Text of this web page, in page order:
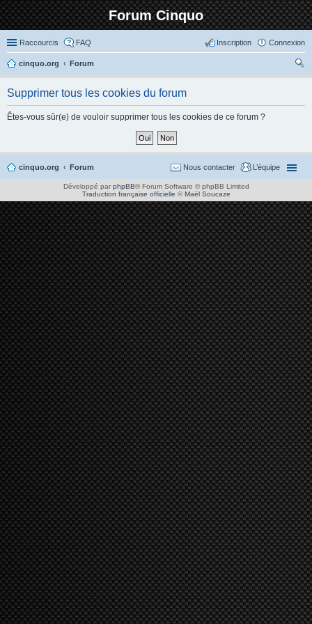
Forum Cinquo
Raccourcis FAQ Connexion
Inscription
cinquo.org
Forum
Supprimer tous les cookies du forum
Êtes-vous sûr(e) de vouloir supprimer tous les cookies de ce forum ?
cinquo.org Forum L’équipe
Nous contacter
Développé par phpBB® Forum Software © phpBB Limited
Traduction française officielle ©Maël Soucaze